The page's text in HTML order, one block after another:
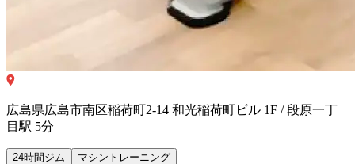
広島県広島市南区稲荷町2-14 和光稲荷町ビル 1F / 段原一丁
目駅 5分
24時間ジム マシントレーニング